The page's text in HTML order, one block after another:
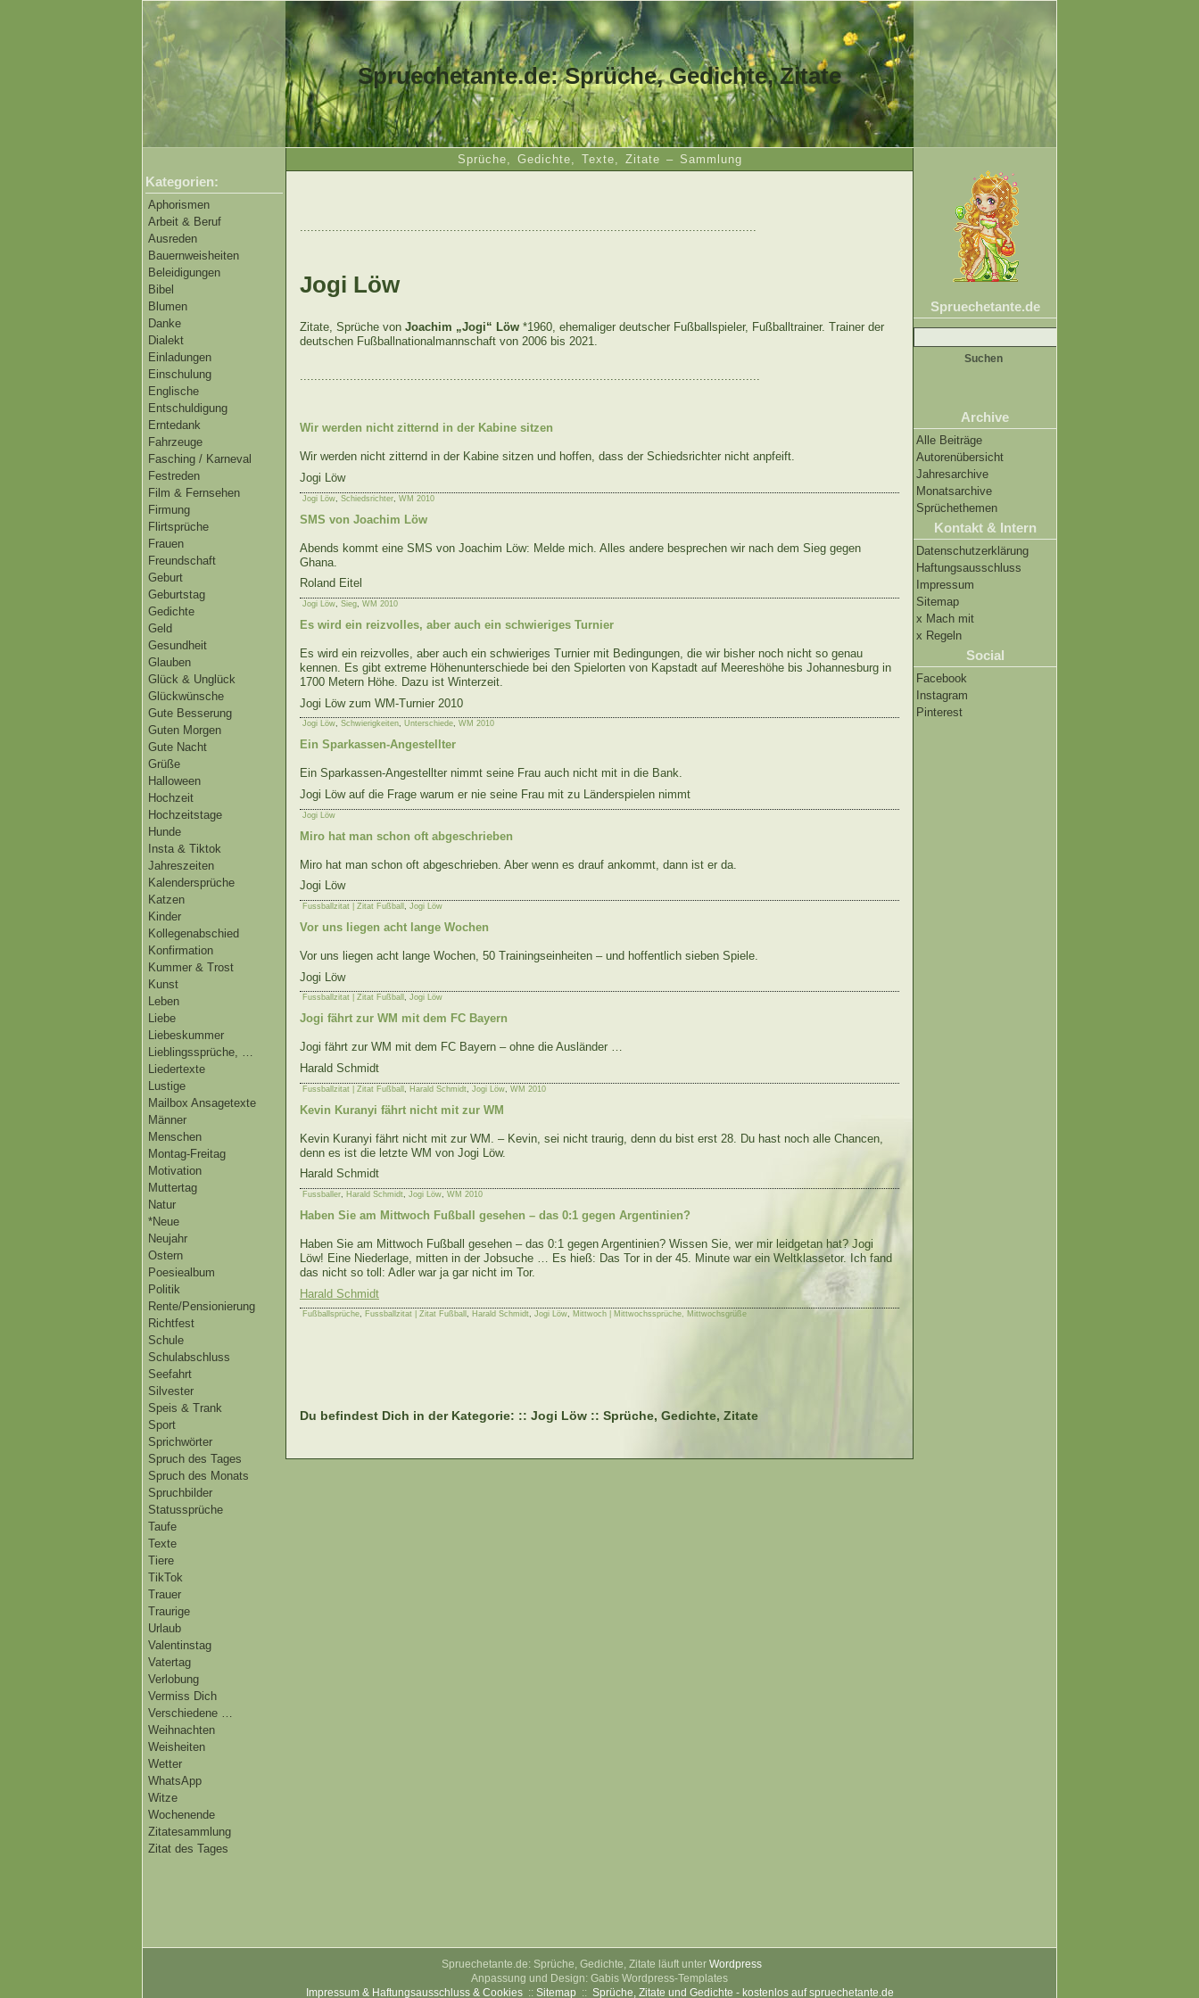
Spruechetante.de: Sprüche, Gedichte, Zitate
Sprüche, Gedichte, Texte, Zitate – Sammlung
Kategorien:
Aphorismen
Arbeit & Beruf
Ausreden
Bauernweisheiten
Beleidigungen
Bibel
Blumen
Danke
Dialekt
Einladungen
Einschulung
Englische
Entschuldigung
Erntedank
Fahrzeuge
Fasching / Karneval
Festreden
Film & Fernsehen
Firmung
Flirtsprüche
Frauen
Freundschaft
Geburt
Geburtstag
Gedichte
Geld
Gesundheit
Glauben
Glück & Unglück
Glückwünsche
Gute Besserung
Guten Morgen
Gute Nacht
Grüße
Halloween
Hochzeit
Hochzeitstage
Hunde
Insta & Tiktok
Jahreszeiten
Kalendersprüche
Katzen
Kinder
Kollegenabschied
Konfirmation
Kummer & Trost
Kunst
Leben
Liebe
Liebeskummer
Lieblingssprüche, …
Liedertexte
Lustige
Mailbox Ansagetexte
Männer
Menschen
Montag-Freitag
Motivation
Muttertag
Natur
*Neue
Neujahr
Ostern
Poesiealbum
Politik
Rente/Pensionierung
Richtfest
Schule
Schulabschluss
Seefahrt
Silvester
Speis & Trank
Sport
Sprichwörter
Spruch des Tages
Spruch des Monats
Spruchbilder
Statussprüche
Taufe
Texte
Tiere
TikTok
Trauer
Traurige
Urlaub
Valentinstag
Vatertag
Verlobung
Vermiss Dich
Verschiedene …
Weihnachten
Weisheiten
Wetter
WhatsApp
Witze
Wochenende
Zitatesammlung
Zitat des Tages
Spruechetante.de
Suche
nach:
Archive
Alle Beiträge
Autorenübersicht
Jahresarchive
Monatsarchive
Sprüchethemen
Kontakt & Intern
Datenschutzerklärung
Haftungsausschluss
Impressum
Sitemap
x Mach mit
x Regeln
Social
Facebook
Instagram
Pinterest
Jogi Löw
Zitate, Sprüche von Joachim „Jogi“ Löw *1960, ehemaliger deutscher Fußballspieler, Fußballtrainer. Trainer der
deutschen Fußballnationalmannschaft von 2006 bis 2021.
.................................................................................................................................
Wir werden nicht zitternd in der Kabine sitzen
Wir werden nicht zitternd in der Kabine sitzen und hoffen, dass der Schiedsrichter nicht anpfeift.
Jogi Löw
Jogi Löw Schiedsrichter WM 2010
SMS von Joachim Löw
Abends kommt eine SMS von Joachim Löw: Melde mich. Alles andere besprechen wir nach dem Sieg gegen
Ghana.
Roland Eitel
Jogi Löw, Sieg, WM 2010
Es wird ein reizvolles, aber auch ein schwieriges Turnier
Es wird ein reizvolles, aber auch ein schwieriges Turnier mit Bedingungen, die wir bisher noch nicht so genau
kennen. Es gibt extreme Höhenunterschiede bei den Spielorten von Kapstadt auf Meereshöhe bis Johannesburg in
1700 Metern Höhe. Dazu ist Winterzeit.
Jogi Löw zum WM-Turnier 2010
Jogi Löw, Schwierigkeiten, Unterschiede, WM 2010
Ein Sparkassen-Angestellter
Ein Sparkassen-Angestellter nimmt seine Frau auch nicht mit in die Bank.
Jogi Löw auf die Frage warum er nie seine Frau mit zu Länderspielen nimmt
Jogi Löw
Miro hat man schon oft abgeschrieben
Miro hat man schon oft abgeschrieben. Aber wenn es drauf ankommt, dann ist er da.
Jogi Löw
Fussballzitat | Zitat Fußball , Jogi Löw
Vor uns liegen acht lange Wochen
Vor uns liegen acht lange Wochen, 50 Trainingseinheiten – und hoffentlich sieben Spiele.
Jogi Löw
Fussballzitat | Zitat Fußball , Jogi Löw
Jogi fährt zur WM mit dem FC Bayern
Jogi fährt zur WM mit dem FC Bayern – ohne die Ausländer …
Harald Schmidt
Fussballzitat | Zitat Fußball Harald Schmidt Jogi Löw WM 2010
Kevin Kuranyi fährt nicht mit zur WM
Kevin Kuranyi fährt nicht mit zur WM. – Kevin, sei nicht traurig, denn du bist erst 28. Du hast noch alle Chancen,
denn es ist die letzte WM von Jogi Löw.
Harald Schmidt
Fussballer, Harald Schmidt, Jogi Löw, WM 2010
Haben Sie am Mittwoch Fußball gesehen – das 0:1 gegen Argentinien?
Haben Sie am Mittwoch Fußball gesehen – das 0:1 gegen Argentinien? Wissen Sie, wer mir leidgetan hat? Jogi
Löw! Eine Niederlage, mitten in der Jobsuche … Es hieß: Das Tor in der 45. Minute war ein Weltklassetor. Ich fand
das nicht so toll: Adler war ja gar nicht im Tor.
Harald Schmidt
Fußballsprüche, Fussballzitat | Zitat Fußball , Harald Schmidt, Jogi Löw, Mittwoch | Mittwochssprüche, Mittwochsgrüße
Du befindest Dich in der Kategorie: :: Jogi Löw :: Sprüche, Gedichte, Zitate
Spruechetante.de: Sprüche, Gedichte, Zitate läuft unter Wordpress
Anpassung und Design: Gabis Wordpress-Templates
Impressum & Haftungsausschluss & Cookies:: Sitemap :: Sprüche, Zitate und Gedichte - kostenlos auf spruechetante.de